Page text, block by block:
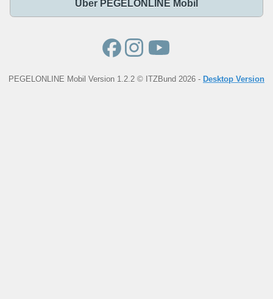
Über PEGELONLINE Mobil
PEGELONLINE Mobil Version 1.2.2 © ITZBund 2026 - Desktop Version